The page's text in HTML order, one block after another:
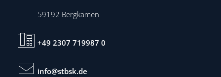
59192 Bergkamen
+49 2307 719987 0
info@stbsk.de